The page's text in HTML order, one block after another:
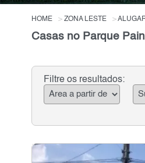
HOME ZONA LESTE
Casas no Parque
Filtre os resultados: